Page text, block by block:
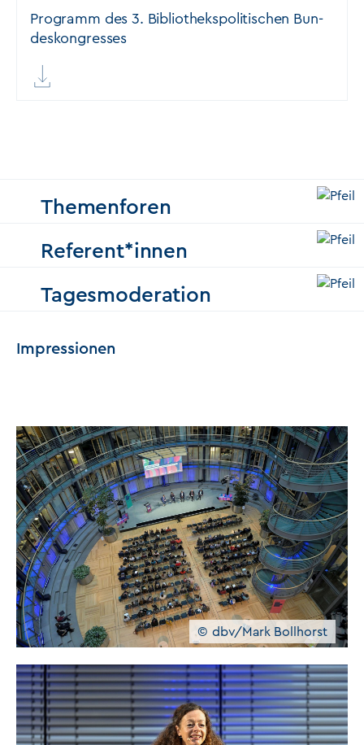
Pro­gramm des 3. Bi­blio­theks­po­li­ti­schen Bun­
des­kon­gres­ses
Themenforen
Referent*innen
Tagesmoderation
Impressionen
dbv/Mark Bollhorst